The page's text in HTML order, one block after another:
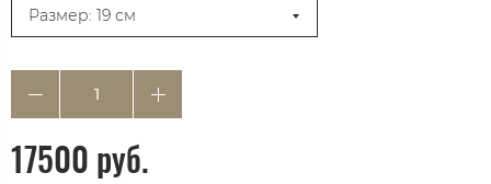
Размер: 19 см
17500 руб.